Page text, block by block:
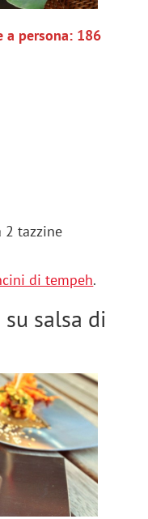
a persona: 186
2 tazzine
di tempeh.
salsa di